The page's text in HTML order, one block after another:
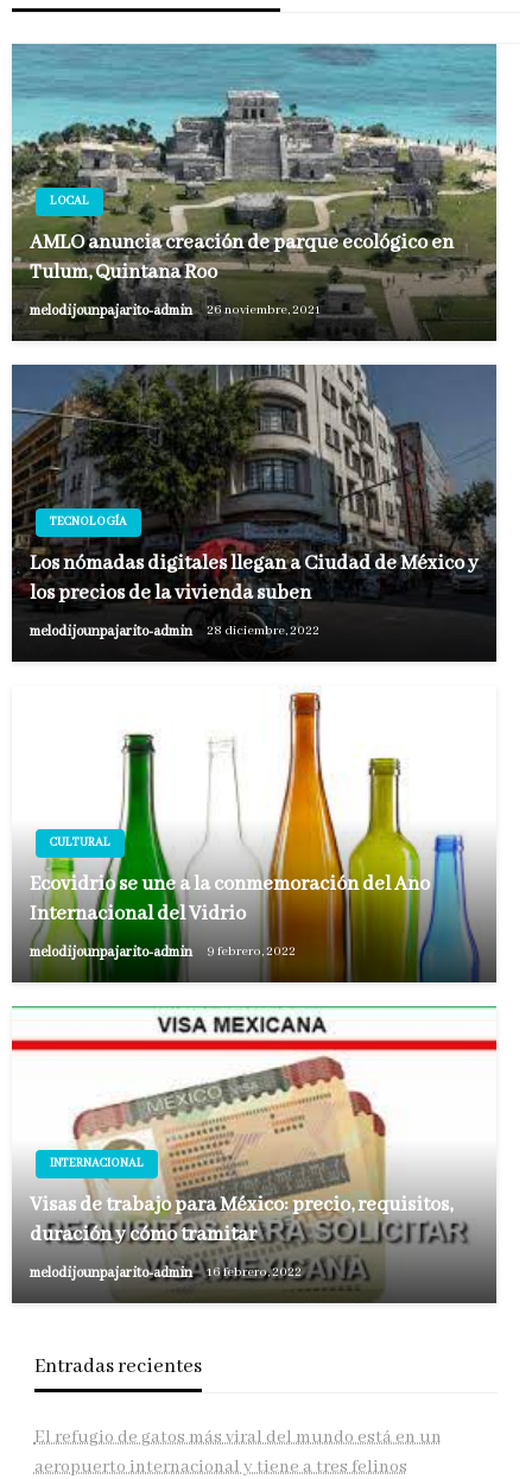
LOCAL
AMLO anuncia creación de parque ecológico en
Tulum, Quintana Roo
melodijounpajarito-admin 26 noviembre, 2021
TECNOLOGÍA
Los nómadas digitales llegan a Ciudad de México y
los precios de la vivienda suben
melodijounpajarito-admin 28 diciembre, 2022
CULTURAL
Ecovidrio se une a la conmemoración del Año
Internacional del Vidrio
melodijounpajarito-admin 9 febrero, 2022
INTERNACIONAL
Visas de trabajo para México: precio, requisitos,
duración y cómo tramitar
melodijounpajarito-admin 16 febrero, 2022
Entradas recientes
El refugio de gatos más viral del mundo está en un
aeropuerto internacional y tiene a tres felinos